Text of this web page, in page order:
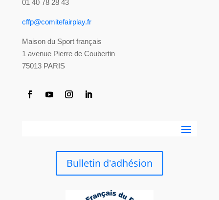
01 40 78 28 43
cffp@comitefairplay.fr
Maison du Sport français
1 avenue Pierre de Coubertin
75013 PARIS
Bulletin d'adhésion